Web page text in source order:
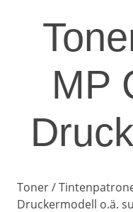
MP
Toner /
Druckermodell o.ä.